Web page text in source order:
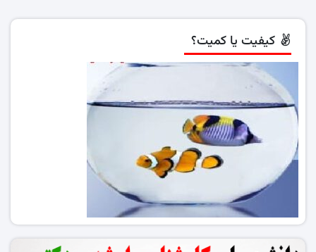
کیفیت یا کمیت؟